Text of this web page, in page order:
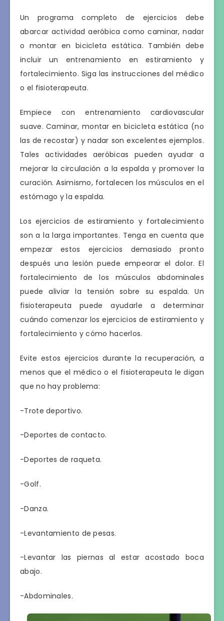
Un programa completo de ejercicios debe
abarcar actividad aeróbica como caminar, nadar
o montar en bicicleta estática. También debe
incluir un entrenamiento en estiramiento y
fortalecimiento. Siga las instrucciones del médico
o el fisioterapeuta.
Empiece con entrenamiento cardiovascular
suave. Caminar, montar en bicicleta estática (no
las de recostar) y nadar son excelentes ejemplos.
Tales actividades aeróbicas pueden ayudar a
mejorar la circulación a la espalda y promover la
curación. Asimismo, fortalecen los músculos en el
estómago y la espalda.
Los ejercicios de estiramiento y fortalecimiento
son a la larga importantes. Tenga en cuenta que
empezar estos ejercicios demasiado pronto
después una lesión puede empeorar el dolor. El
fortalecimiento de los músculos abdominales
puede aliviar la tensión sobre su espalda. Un
fisioterapeuta puede ayudarle a determinar
cuándo comenzar los ejercicios de estiramiento y
fortalecimiento y cómo hacerlos.
Evite estos ejercicios durante la recuperación, a
menos que el médico o el fisioterapeuta le digan
que no hay problema:
-Trote deportivo.
-Deportes de contacto.
-Deportes de raqueta.
-Golf.
-Danza.
-Levantamiento de pesas.
-Levantar las piernas al estar acostado boca
abajo.
-Abdominales.